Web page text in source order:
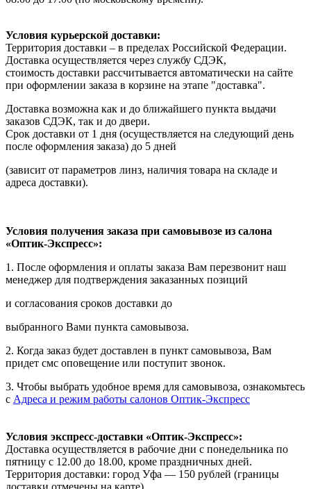
Условия курьерской доставки:
Территория доставки – в пределах Российской Федерации.
Доставка осуществляется через службу СДЭК,
стоимость доставки рассчитывается автоматически на сайте
при оформлении заказа в корзине на этапе "доставка".
Доставка возможна как и до ближайшего пункта выдачи
заказов СДЭК, так и до двери.
Срок доставки от 1 дня (осуществляется на следующий день
после оформления заказа) до 5 дней
(зависит от параметров линз, наличия товара на складе и
адреса доставки).
Условия получения заказа при самовывозе из салона
«Оптик-Экспресс»:
1. После оформления и оплаты заказа Вам перезвонит наш
менеджер для подтверждения заказанных позиций
и согласования сроков доставки до
выбранного Вами пункта самовывоза.
2. Когда заказ будет доставлен в пункт самовывоза, Вам
придет смс оповещение или поступит звонок.
3. Чтобы выбрать удобное время для самовывоза, ознакомьтесь
с Адреса и режим работы салонов Оптик-Экспресс
Условия экспресс-доставки «Оптик-Экспресс»:
Доставка осуществляется в рабочие дни с понедельника по
пятницу с 12.00 до 18.00, кроме праздничных дней.
Территория доставки: город Уфа — 150 рублей (границы
доставки отмечены на карте).